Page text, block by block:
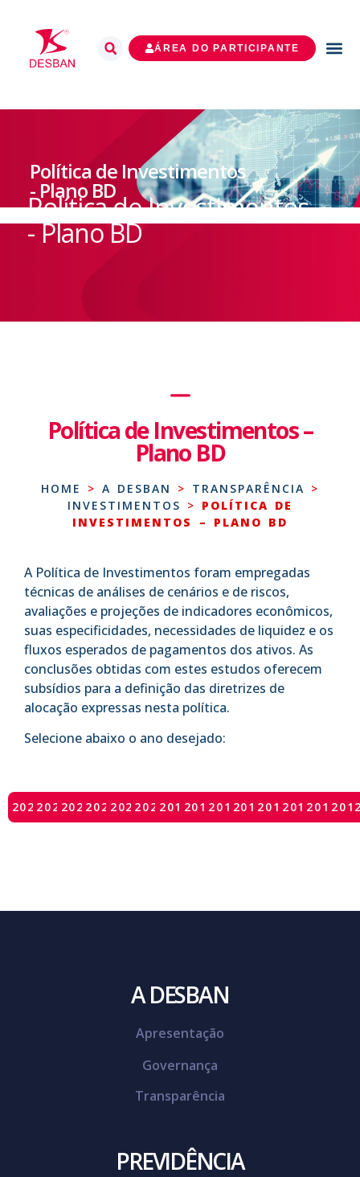
ÁREA DO PARTICIPANTE
Política de Investimentos
- Plano BD
Política de Investimentos
- Plano BD
HOME > A DESBAN > TRANSPARÊNCIA >
INVESTIMENTOS > POLÍTICA DE
INVESTIMENTOS – PLANO BD
Política de Investimentos –
Plano BD
A Política de Investimentos foram empregadas
técnicas de análises de cenários e de riscos,
avaliações e projeções de indicadores econômicos,
suas especificidades, necessidades de liquidez e os
fluxos esperados de pagamentos dos ativos. As
conclusões obtidas com estes estudos oferecem
subsídios para a definição das diretrizes de
alocação expressas nesta política.
Selecione abaixo o ano desejado:
2025202420232022202120202019201820172016201520142013
A DESBAN
Apresentação
Governança
Transparência
PREVIDÊNCIA